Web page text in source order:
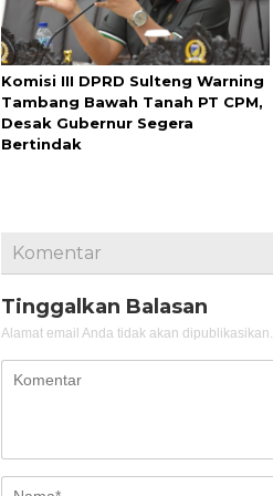
Komisi III DPRD Sulteng Warning
Tambang Bawah Tanah PT CPM,
Desak Gubernur Segera
Bertindak
Komentar
Tinggalkan Balasan
Alamat email Anda tidak akan dipublikasikan.